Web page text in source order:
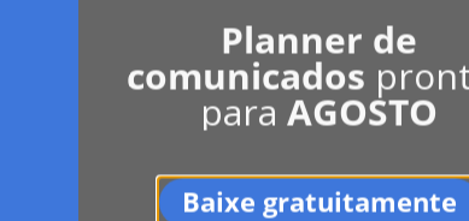
Planner de
comunicados
paraAGOSTO
Baixe gratuitamente
em condomínios ...